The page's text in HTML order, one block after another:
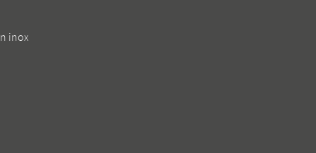
inox